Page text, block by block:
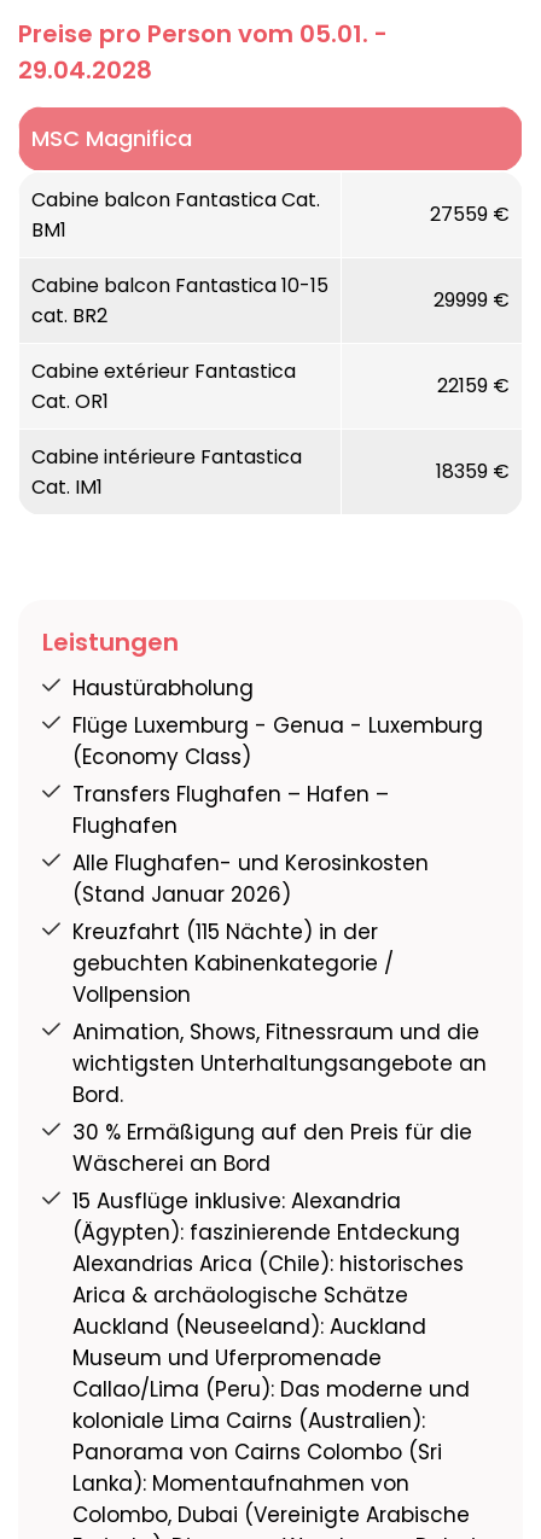
Preise pro Person vom 05.01. -
29.04.2028
MSC Magnifica
Cabine balcon Fantastica Cat.
BM1
27559 €
Cabine balcon Fantastica 10-15
cat. BR2
29999 €
Cabine extérieur Fantastica
Cat. OR1
22159 €
Cabine intérieure Fantastica
Cat. IM1
18359 €
Leistungen
Haustürabholung
Flüge Luxemburg - Genua - Luxemburg
(Economy Class)
Transfers Flughafen – Hafen –
Flughafen
Alle Flughafen- und Kerosinkosten
(Stand Januar 2026)
Kreuzfahrt (115 Nächte) in der
gebuchten Kabinenkategorie /
Vollpension
Animation, Shows, Fitnessraum und die
wichtigsten Unterhaltungsangebote an
Bord.
30 % Ermäßigung auf den Preis für die
Wäscherei an Bord
15 Ausflüge inklusive: Alexandria
(Ägypten): faszinierende Entdeckung
Alexandrias Arica (Chile): historisches
Arica & archäologische Schätze
Auckland (Neuseeland): Auckland
Museum und Uferpromenade
Callao/Lima (Peru): Das moderne und
koloniale Lima Cairns (Australien):
Panorama von Cairns Colombo (Sri
Lanka): Momentaufnahmen von
Colombo, Dubai (Vereinigte Arabische